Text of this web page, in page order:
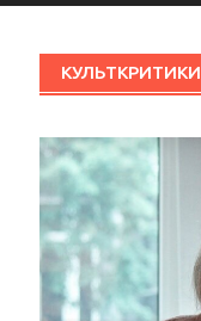
КУЛЬТКРИТИКИ